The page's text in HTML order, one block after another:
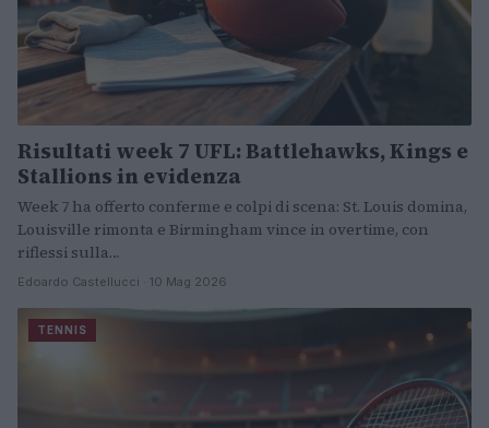
Risultati week 7 UFL: Battlehawks, Kings e
Stallions in evidenza
Week 7 ha offerto conferme e colpi di scena: St. Louis domina,
Louisville rimonta e Birmingham vince in overtime, con
riflessi sulla…
Edoardo Castellucci · 10 Mag 2026
TENNIS